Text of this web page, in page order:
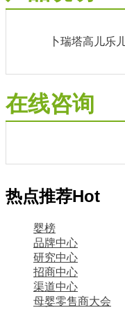
卜瑞塔高儿乐儿
在线咨询
热点推荐Hot
婴榜
品牌中心
研究中心
招商中心
渠道中心
母婴零售商大会